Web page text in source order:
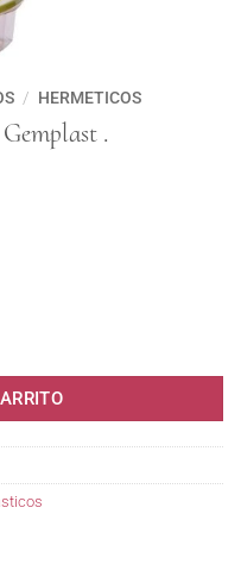
/ HERMETICOS
.